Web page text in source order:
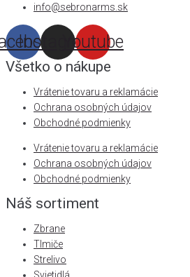
info@sebronarms.sk
InstagramYoutube
Všetko o nákupe
Vrátenie tovaru a reklamácie
Ochrana osobných údajov
Obchodné podmienky
Vrátenie tovaru a reklamácie
Ochrana osobných údajov
Obchodné podmienky
Náš sortiment
Zbrane
Tlmiče
Strelivo
Svietidlá